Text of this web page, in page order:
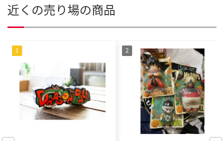
近くの売り場の商品